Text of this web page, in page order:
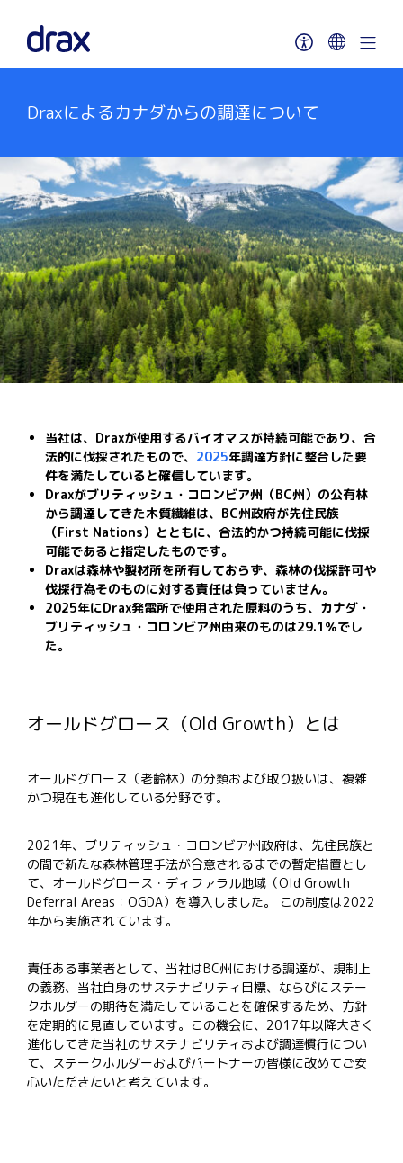
Draxによるカナダからの調達について
当社は、 Draxが使用するバイオマスが持続可能であり、合
法的に伐採されたもので、 2025年調達方針に整合した要
件を満たしていると確信しています。
Draxがブリティッシュ・コロンビア州（BC州）の公有林
から調達してきた木質繊維は、BC州政府が先住民族
（First Nations）とともに、合法的かつ持続可能に伐採
可能であると指定したものです。
Draxは森林や製材所を所有しておらず、森林の伐採許可や
伐採行為そのものに対する責任は負っていません。
2025年にDrax発電所で使用された原料のうち、カナダ・
ブリティッシュ・コロンビア州由来のものは29.1％でし
た。
オールドグロース（Old Growth）とは
オールドグロース（老齢林）の分類および取り扱いは、複雑
かつ現在も進化している分野です。
2021年、ブリティッシュ・コロンビア州政府は、先住民族と
の間で新たな森林管理手法が合意されるまでの暫定措置とし
て、オールドグロース・ディファラル地域（Old Growth
Deferral Areas：OGDA）を導入しました。
この制度は2022
年から実施されています。
責任ある事業者として、当社はBC州における調達が、規制上
の義務、当社自身のサステナビリティ目標、ならびにステー
クホルダーの期待を満たしていることを確保するため、方針
を定期的に見直しています。 この機会に、 2017年以降大きく
進化してきた当社のサステナビリティおよび調達慣行につい
て、ステークホルダーおよびパートナーの皆様に改めてご安
心いただきたいと考えています。